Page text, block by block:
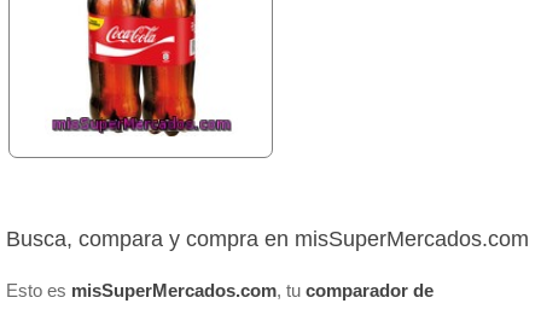
Busca, compara y compra en misSuperMercados.com
Esto es misSuperMercados.com, tu comparador de